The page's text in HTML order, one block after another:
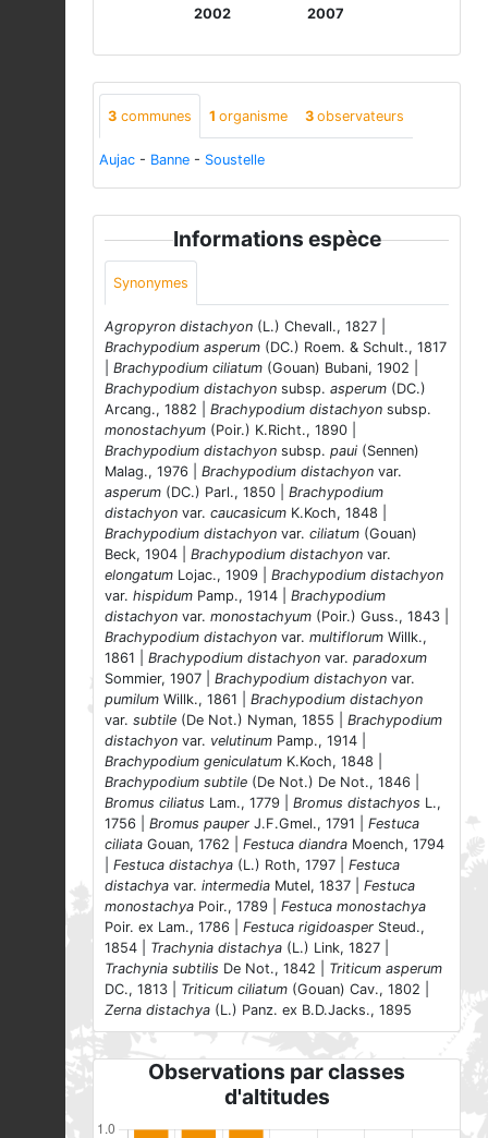
2002 2007
3 communes 1 organisme 3 observateurs
Aujac - Banne - Soustelle
Informations espèce
Synonymes
Agropyron distachyon (L.) Chevall., 1827 |
Brachypodium asperum (DC.) Roem. & Schult., 1817
Brachypodium ciliatum (Gouan) Bubani, 1902 |
Brachypodium distachyon subsp. asperum (DC.)
Arcang., 1882 | Brachypodium distachyon subsp.
monostachyum (Poir.) K.Richt., 1890 |
Brachypodium distachyon subsp. paui (Sennen)
Malag., 1976 | Brachypodium distachyon var.
asperum (DC.) Parl., 1850 | Brachypodium
distachyon var. caucasicum K.Koch, 1848 |
Brachypodium distachyon var. ciliatum (Gouan)
Beck, 1904 | Brachypodium distachyon var.
elongatum Lojac., 1909 | Brachypodium distachyon
var. hispidum Pamp., 1914 | Brachypodium
distachyon var. monostachyum (Poir.) Guss., 1843 |
Brachypodium distachyon var. multiflorum Willk.,
1861 | Brachypodium distachyon var. paradoxum
Sommier, 1907 | Brachypodium distachyon var.
pumilum Willk., 1861 | Brachypodium distachyon
var. subtile (De Not.) Nyman, 1855 | Brachypodium
distachyon var. velutinum Pamp., 1914 |
Brachypodium geniculatum K.Koch, 1848 |
Brachypodium subtile (De Not.) De Not., 1846 |
Bromus ciliatus Lam., 1779 | Bromus distachyos L.,
1756 | Bromus pauper J.F.Gmel., 1791 | Festuca
ciliata Gouan, 1762 | Festuca diandra Moench, 1794
Festuca distachya (L.) Roth, 1797 | Festuca
distachya var. intermedia Mutel, 1837 | Festuca
monostachya Poir., 1789 | Festuca monostachya
Poir. ex Lam., 1786 | Festuca rigidoasper Steud.,
1854 | Trachynia distachya (L.) Link, 1827 |
Trachynia subtilis De Not., 1842 | Triticum asperum
DC., 1813 | Triticum ciliatum (Gouan) Cav., 1802 |
Zerna distachya (L.) Panz. ex B.D.Jacks., 1895
Observations par classes
d'altitudes